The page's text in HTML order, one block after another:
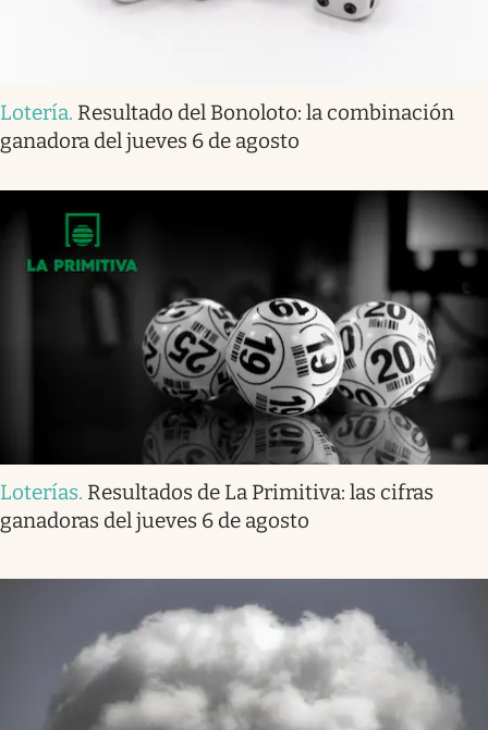
Lotería. Resultado del Bonoloto: la combinación
ganadora del jueves 6 de agosto
Loterías. Resultados de La Primitiva: las cifras
ganadoras del jueves 6 de agosto